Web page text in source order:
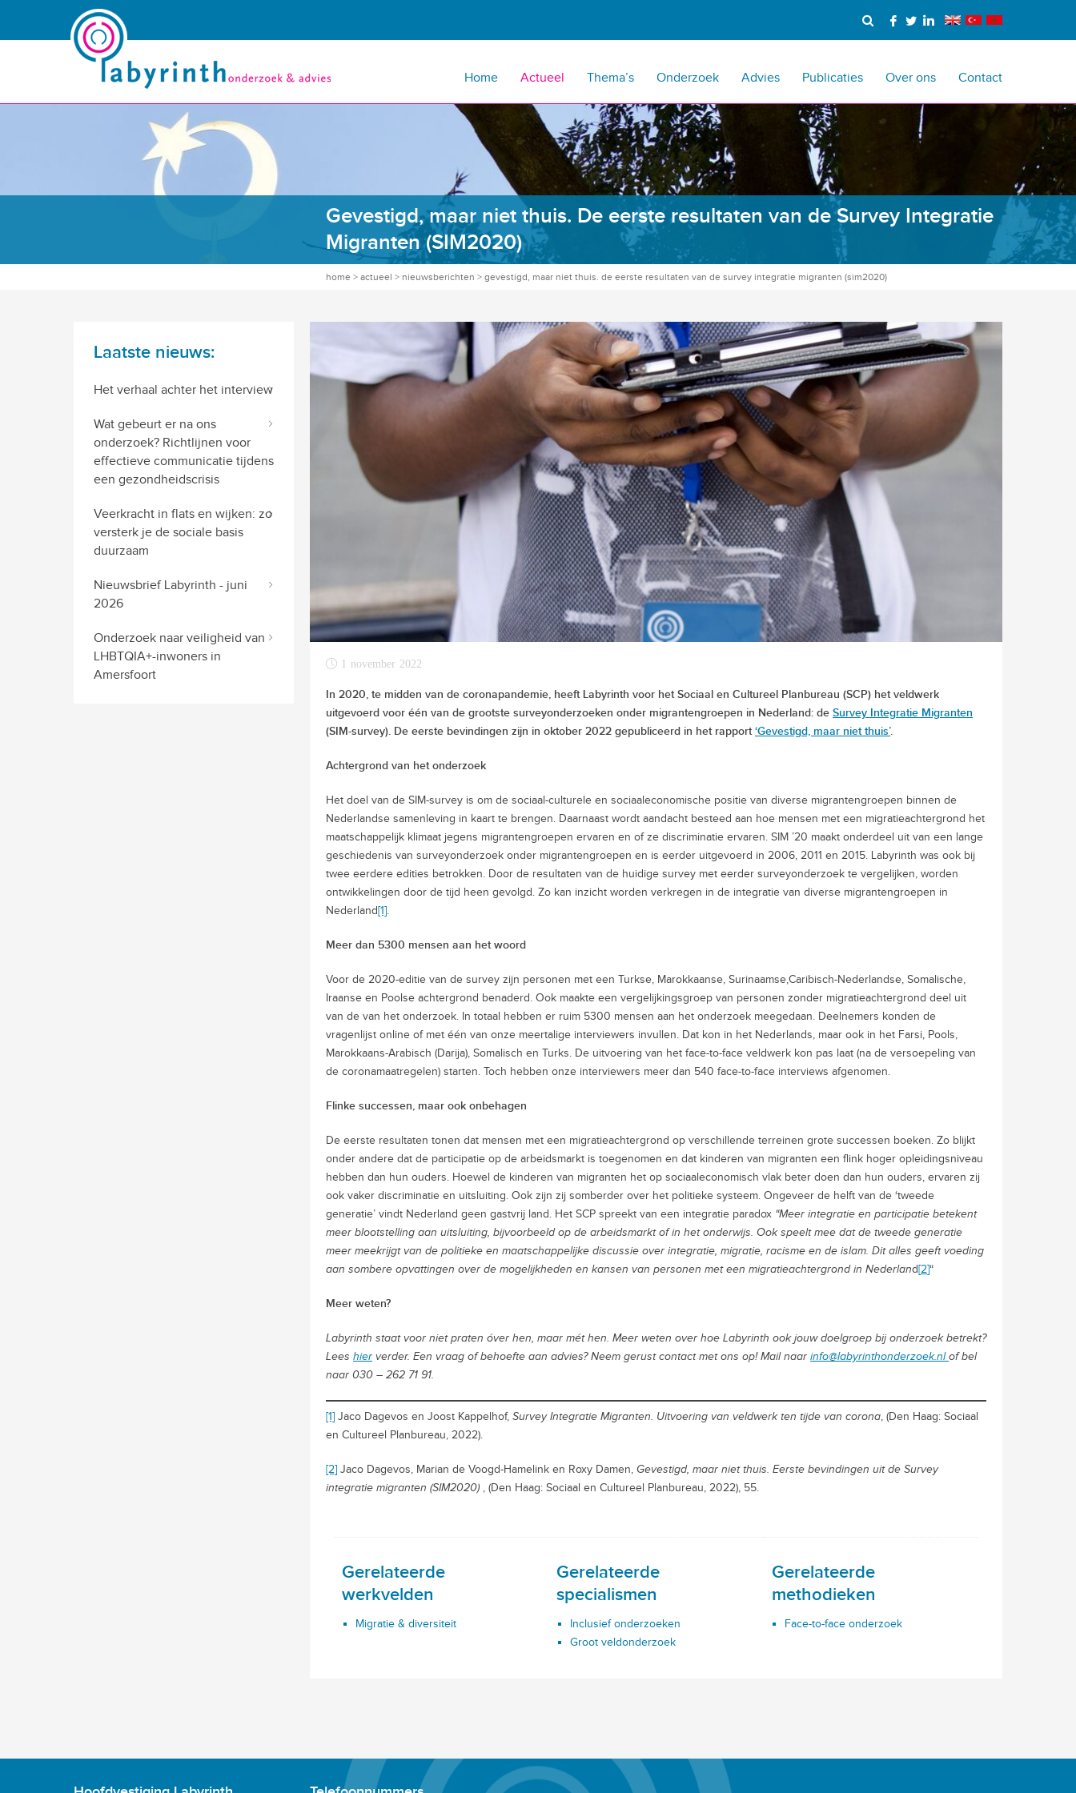
Home Actueel Thema’s Onderzoek Advies Publicaties Over ons Contact
Gevestigd, maar niet thuis. De eerste resultaten van de Survey Integratie
Migranten (SIM2020)
home > actueel > nieuwsberichten > gevestigd, maar niet thuis. de eerste resultaten van de survey integratie migranten (sim2020)
Laatste nieuws:
Het verhaal achter het interview
Wat gebeurt er na ons
onderzoek? Richtlijnen voor
effectieve communicatie tijdens
een gezondheidscrisis
Veerkracht in flats en wijken: zo
versterk je de sociale basis
duurzaam
Nieuwsbrief Labyrinth - juni
2026
Onderzoek naar veiligheid van
LHBTQIA+-inwoners in
Amersfoort
1 november 2022
In 2020, te midden van de coronapandemie, heeft Labyrinth voor het Sociaal en Cultureel Planbureau (SCP) het veldwerk
uitgevoerd voor één van de grootste surveyonderzoeken onder migrantengroepen in Nederland: de Survey Integratie Migranten
(SIM-survey). De eerste bevindingen zijn in oktober 2022 gepubliceerd in het rapport‘Gevestigd, maar niet thuis’.
Achtergrond van het onderzoek
Het doel van de SIM-survey is om de sociaal-culturele en sociaaleconomische positie van diverse migrantengroepen binnen de
Nederlandse samenleving in kaart te brengen. Daarnaast wordt aandacht besteed aan hoe mensen met een migratieachtergrond het
maatschappelijk klimaat jegens migrantengroepen ervaren en of ze discriminatie ervaren. SIM ’20 maakt onderdeel uit van een lange
geschiedenis van surveyonderzoek onder migrantengroepen en is eerder uitgevoerd in 2006, 2011 en 2015. Labyrinth was ook bij
twee eerdere edities betrokken. Door de resultaten van de huidige survey met eerder surveyonderzoek te vergelijken, worden
ontwikkelingen door de tijd heen gevolgd. Zo kan inzicht worden verkregen in de integratie van diverse migrantengroepen in
Nederland [1].
Meer dan 5300 mensen aan het woord
Voor de 2020-editie van de survey zijn personen met een Turkse, Marokkaanse, Surinaamse,Caribisch-Nederlandse, Somalische,
Iraanse en Poolse achtergrond benaderd. Ook maakte een vergelijkingsgroep van personen zonder migratieachtergrond deel uit
van de van het onderzoek. In totaal hebben er ruim 5300 mensen aan het onderzoek meegedaan. Deelnemers konden de
vragenlijst online of met één van onze meertalige interviewers invullen. Dat kon in het Nederlands, maar ook in het Farsi, Pools,
Marokkaans-Arabisch (Darija), Somalisch en Turks. De uitvoering van het face-to-face veldwerk kon pas laat (na de versoepeling van
de coronamaatregelen) starten. Toch hebben onze interviewers meer dan 540 face-to-face interviews afgenomen.
Flinke successen, maar ook onbehagen
De eerste resultaten tonen dat mensen met een migratieachtergrond op verschillende terreinen grote successen boeken. Zo blijkt
onder andere dat de participatie op de arbeidsmarkt is toegenomen en dat kinderen van migranten een flink hoger opleidingsniveau
hebben dan hun ouders. Hoewel de kinderen van migranten het op sociaaleconomisch vlak beter doen dan hun ouders, ervaren zij
ook vaker discriminatie en uitsluiting. Ook zijn zij somberder over het politieke systeem. Ongeveer de helft van de ‘tweede
generatie’ vindt Nederland geen gastvrij land. Het SCP spreekt van een integratie paradox “Meer integratie en participatie betekent
meer blootstelling aan uitsluiting, bijvoorbeeld op de arbeidsmarkt of in het onderwijs. Ook speelt mee dat de tweede generatie
meer meekrijgt van de politieke en maatschappelijke discussie over integratie, migratie, racisme en de islam. Dit alles geeft voeding
aan sombere opvattingen over de mogelijkheden en kansen van personen met een migratieachtergrond in Nederland [2]“
Meer weten?
Labyrinth staat voor niet praten óver hen, maar mét hen. Meer weten over hoe Labyrinth ook jouw doelgroep bij onderzoek betrekt?
Lees hier verder. Een vraag of behoefte aan advies? Neem gerust contact met ons op! Mail naar info@labyrinthonderzoek.nl of bel
naar 030 – 262 71 91.
[1] Jaco Dagevos en Joost Kappelhof, Survey Integratie Migranten. Uitvoering van veldwerk ten tijde van corona, (Den Haag: Sociaal
en Cultureel Planbureau, 2022).
[2] Jaco Dagevos, Marian de Voogd-Hamelink en Roxy Damen, Gevestigd, maar niet thuis. Eerste bevindingen uit de Survey
integratie migranten (SIM2020) , (Den Haag: Sociaal en Cultureel Planbureau, 2022), 55.
Gerelateerde
werkvelden
Migratie & diversiteit
Gerelateerde
specialismen
Inclusief onderzoeken
Groot veldonderzoek
Gerelateerde
methodieken
Face-to-face onderzoek